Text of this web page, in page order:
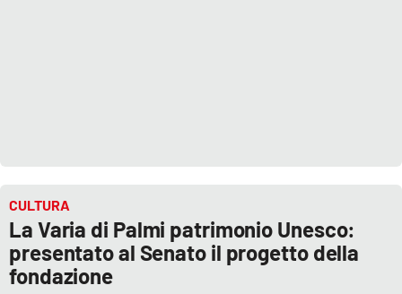
CULTURA
La Varia di Palmi patrimonio Unesco:
presentato al Senato il progetto della
fondazione